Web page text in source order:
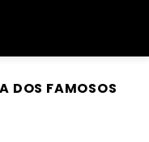
DOS FAMOSOS